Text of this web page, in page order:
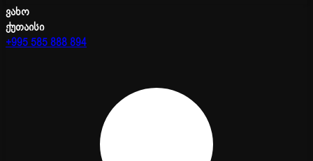
ვახო
ქუთაისი
+995 585 888 894